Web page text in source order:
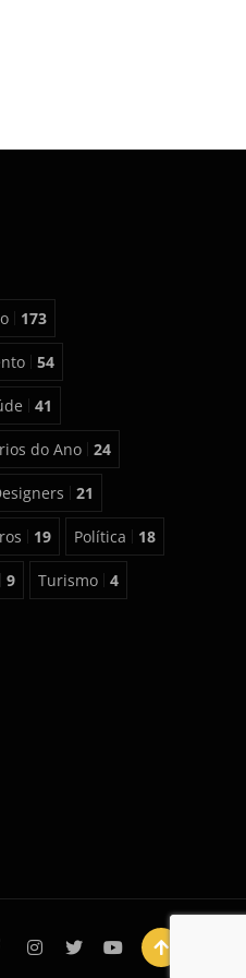
173
54
41
do Ano 24
21
19 Política 18
9 Turismo 4